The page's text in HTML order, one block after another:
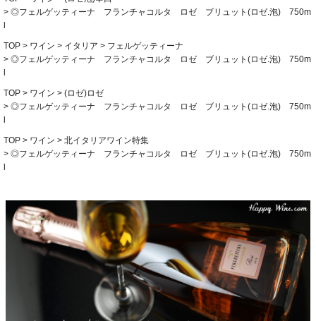
◎フェルゲッティーナ フランチャコルタ ロゼ ブリュット(ロゼ.泡) 750m
TOP ワイン イタリア
フェルゲッティーナ
◎フェルゲッティーナ フランチャコルタ ロゼ ブリュット(ロゼ.泡) 750m
TOP ワイン
(ロゼ)ロゼ
◎フェルゲッティーナ フランチャコルタ ロゼ ブリュット(ロゼ.泡) 750m
TOP ワイン
北イタリアワイン特集
◎フェルゲッティーナ フランチャコルタ ロゼ ブリュット(ロゼ.泡) 750m